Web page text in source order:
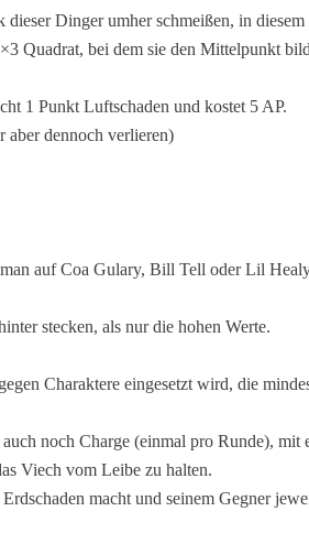
Dinger umher schmeißen, in diesem
Quadrat, bei dem sie den Mittelpunkt
1 Punkt Luftschaden und kostet 5 AP.
aber dennoch verlieren)
auf Coa Gulary, Bill Tell oder Lil
stecken, als nur die hohen Werte.
Charaktere eingesetzt wird, die
noch Charge (einmal pro Runde), mit
Viech vom Leibe zu halten.
macht und seinem Gegner